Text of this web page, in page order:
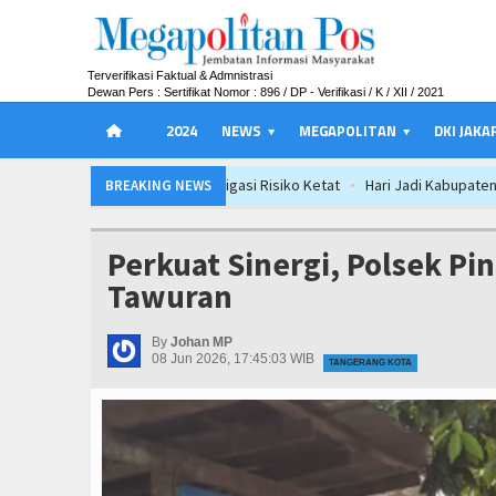
Terverifikasi Faktual & Admnistrasi
Dewan Pers : Sertifikat Nomor : 896 / DP - Verifikasi / K / XII / 2021
2024 NEWS MEGAPOLITAN DKI
BREAKING NEWS Hari Jadi Kabupaten Blitar ke-702
Hari Jadi Kabupaten Blitar ke-702
Perkuat Tata Kelola Pemerintahan dan
Perkuat Sinergi, Polsek
Tawuran
By Johan MP
08 Jun 2026, 17:45:03 WIB
TANGERANG KOTA